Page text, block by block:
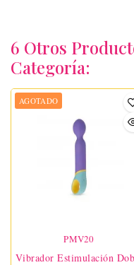
6 Otros
Categoría:
AGOTADO
PMV20
Vibrador Estimulación